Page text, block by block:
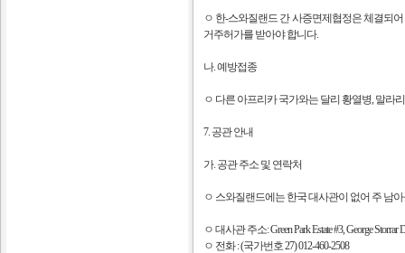
ㅇ 한-스와질랜드 간 사증면제협정은 체결되
거주허가를 받아야 합니다.
나. 예방접종
ㅇ 다른 아프리카 국가와는 달리 황열병, 말라
7. 공관 안내
가. 공관 주소 및 연락처
ㅇ 스와질랜드에는 한국 대사관이 없어 주 남
ㅇ 대사관 주소: Green Park Estate #3, George Storrar
ㅇ 전화 : (국가번호 27) 012-460-2508